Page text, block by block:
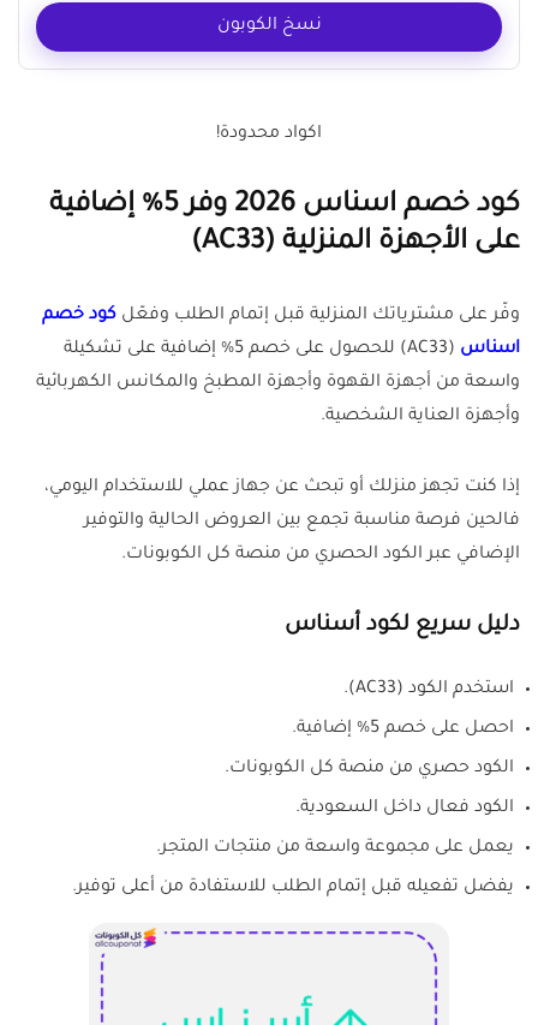
نسخ الكوبون
اكواد محدودة!
كود خصم اسناس 2026 وفر 5% إضافية
على الأجهزة المنزلية (AC33)
وفّر على مشترياتك المنزلية قبل إتمام الطلب وفعّل كود خصم
اسناس
(AC33) للحصول على خصم 5% إضافية على تشكيلة
واسعة من أجهزة القهوة وأجهزة المطبخ والمكانس الكهربائية
وأجهزة العناية الشخصية.
إذا كنت تجهز منزلك أو تبحث عن جهاز عملي للاستخدام اليومي،
فالحين فرصة مناسبة تجمع بين العروض الحالية والتوفير
الإضافي عبر الكود الحصري من منصة كل الكوبونات.
دليل سريع لكود أسناس
استخدم الكود (AC33).
احصل على خصم 5% إضافية.
الكود حصري من منصة كل الكوبونات.
الكود فعال داخل السعودية.
يعمل على مجموعة واسعة من منتجات المتجر.
يفضل تفعيله قبل إتمام الطلب للاستفادة من أعلى توفير.